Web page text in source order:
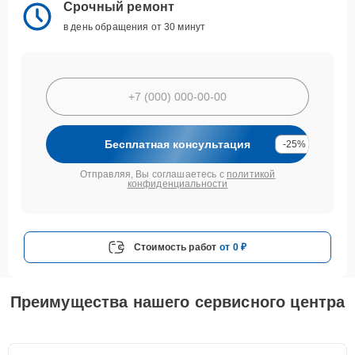
Срочный ремонт
в день обращения от 30 минут
Бесплатная консультация -25%
Отправляя, Вы соглашаетесь с политикой
конфиденциальности
Стоимость работ от 0 ₽
Преимущества нашего сервисного центра